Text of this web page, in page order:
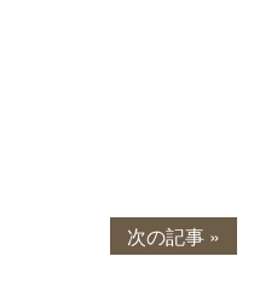
次の記事 »